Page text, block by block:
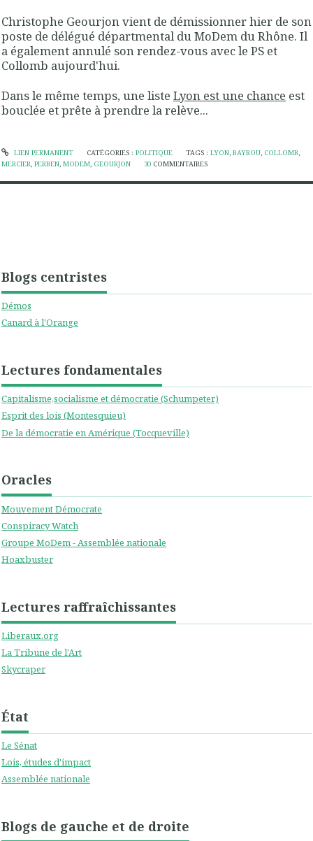
Blogs centristes
Démos
Canard à l'Orange
Lectures fondamentales
Capitalisme,socialisme et démocratie (Schumpeter)
Esprit des lois (Montesquieu)
De la démocratie en Amérique (Tocqueville)
Oracles
Mouvement Démocrate
Conspiracy Watch
Groupe MoDem - Assemblée nationale
Hoaxbuster
Lectures raffraîchissantes
Liberaux.org
La Tribune de l'Art
Skycraper
État
Le Sénat
Lois, études d'impact
Assemblée nationale
Blogs de gauche et de droite
Christophe Geourjon vient de démissionner hier de son
poste de délégué départmental du MoDem du Rhône. Il
a également annulé son rendez-vous avec le PS et
Collomb aujourd'hui.
Dans le même temps, une liste Lyon est une chance est
bouclée et prête à prendre la relève...
LIEN PERMANENT CATÉGORIES : POLITIQUE TAGS :LYON,BAYROU, COLLOMB,
MERCIER, PERBEN, MODEM, GEOURJON 30 COMMENTAIRES